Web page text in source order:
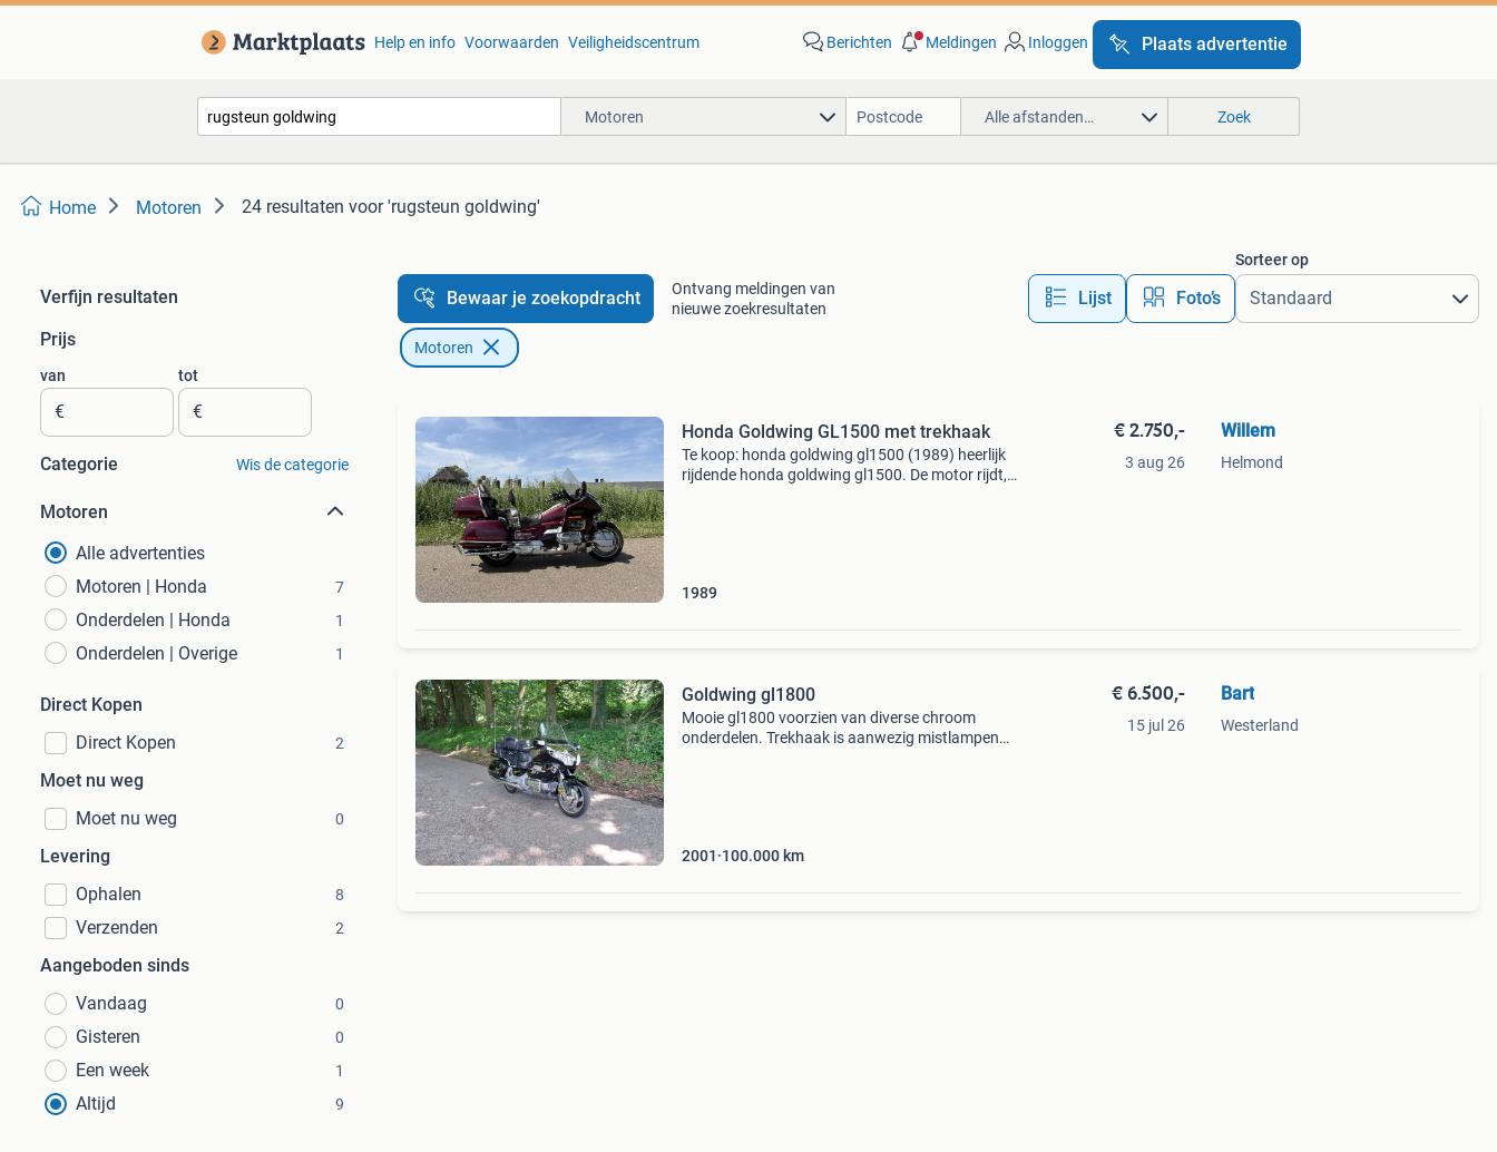
Help en info Voorwaarden Veiligheidscentrum Berichten Meldingen Inloggen Plaats advertentie
Motoren Alle afstanden… Zoek
Home Motoren 24 resultaten voor 'rugsteun goldwing'
Verfijn resultaten
Prijs
van
€
tot
€
Categorie Wis de categorie
Motoren
Alle advertenties
Motoren | Honda
7
Onderdelen | Honda 1
Onderdelen | Overige 1
Direct Kopen
Direct Kopen
2
Moet nu weg
Moet nu weg
0
Levering
Ophalen
8
Verzenden 2
Aangeboden sinds
Vandaag
0
Gisteren 0
Een week 1
Altijd 9
Bewaar je zoekopdracht
Ontvang meldingen van
nieuwe zoekresultaten
Lijst Foto’s
Sorteer op
Motoren
Honda Goldwing GL1500 met trekhaak
Te koop: honda goldwing gl1500 (1989) heerlijk
rijdende honda goldwing gl1500. De motor rijdt,
1989
€ 2.750,-
3 aug 26
Willem
Helmond
Goldwing gl1800
Mooie gl1800 voorzien van diverse chroom
onderdelen. Trekhaak is aanwezig mistlampen
2001 100.000 km
€ 6.500,-
15 jul 26
Bart
Westerland